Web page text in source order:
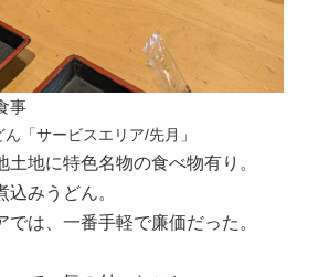
事
「サービスエリア/先月」
土地に特色名物の食べ物有り。
込みうどん。
では、一番手軽で廉価だった。